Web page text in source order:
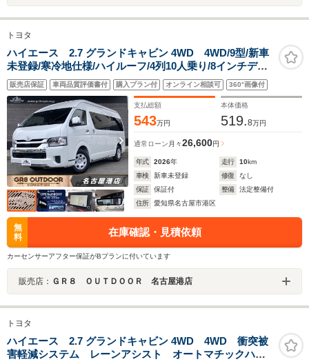
トヨタ
ハイエース 2.7 グランドキャビン 4WD 4WD/9型/新車
未登録/寒冷地仕様/ハイルーフ/4列10人乗り/8インチディ
スプレイオーディオプラス/パノラミックビューモニター/
デジタルインナーミラー/パワースライドドア/Bi-Beamヘ
ッド
販売店保証 車両品質評価書付 購入プラン付 オンライン相談可 360°画像付
支払総額
543万円
本体価格
519.8万円
通常ローン 月々26,600円
年式 2026年 走行 10km
車検
新車未登録 修復
なし
保証
保証付 整備
法定整備付
住所
愛知県名古屋市港区
無
料
在庫確認・見積依頼
カーセンサーアフター保証がBプランに付いています
販売店： ＧＲ８ ＯＵＴＤＯＯＲ 名古屋港店
トヨタ
ハイエース 2.7 グランドキャビン 4WD 4WD 衝突被
害軽減システム レーンアシスト オートマチックハイ